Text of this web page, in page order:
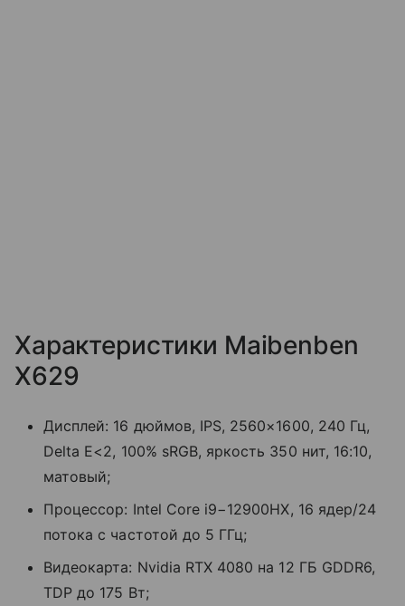
Характеристики Maibenben
X629
Дисплей: 16 дюймов, IPS, 2560×1600, 240 Гц,
Delta E<2, 100% sRGB, яркость 350 нит, 16:10,
матовый;
Процессор: Intel Core i9−12900HX, 16 ядер/24
потока с частотой до 5 ГГц;
Видеокарта: Nvidia RTX 4080 на 12 ГБ GDDR6,
TDP до 175 Вт;